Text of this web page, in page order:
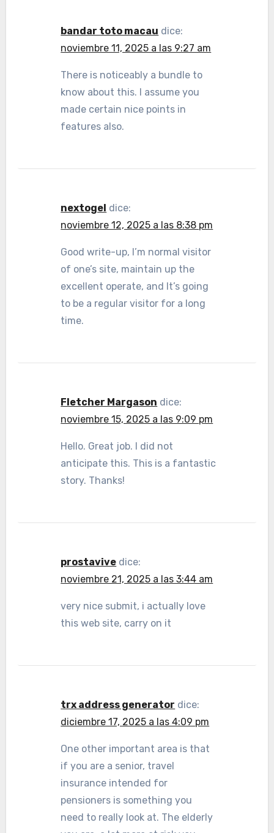
bandar toto macau dice:
noviembre 11, 2025 a las 9:27 am
There is noticeably a bundle to
know about this. I assume you
made certain nice points in
features also.
nextogel dice:
noviembre 12, 2025 a las 8:38 pm
Good write-up, I’m normal visitor
of one’s site, maintain up the
excellent operate, and It’s going
to be a regular visitor for a long
time.
Fletcher Margason dice:
noviembre 15, 2025 a las 9:09 pm
Hello. Great job. I did not
anticipate this. This is a fantastic
story. Thanks!
prostavive dice:
noviembre 21, 2025 a las 3:44 am
very nice submit, i actually love
this web site, carry on it
trx address generator dice:
diciembre 17, 2025 a las 4:09 pm
One other important area is that
if you are a senior, travel
insurance intended for
pensioners is something you
need to really look at. The elderly